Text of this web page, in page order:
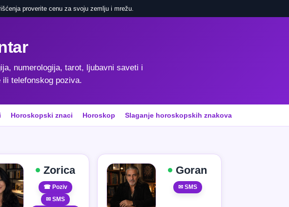
proverite cenu za svoju zemlju i mrežu.
numerologija, tarot, ljubavni saveti i
telefonskog poziva.
Horoskopski znaci Horoskop Slaganje horoskopskih znakova
Zorica
☎ Poziv
✉ SMS
Goran
✉ SMS